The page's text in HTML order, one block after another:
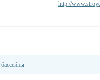
http://